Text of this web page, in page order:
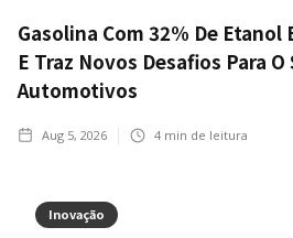
Gasolina Com 32% De
E Traz Novos Desafios Para
Automotivos
Aug 5, 2026 4 min de leitura
Inovação